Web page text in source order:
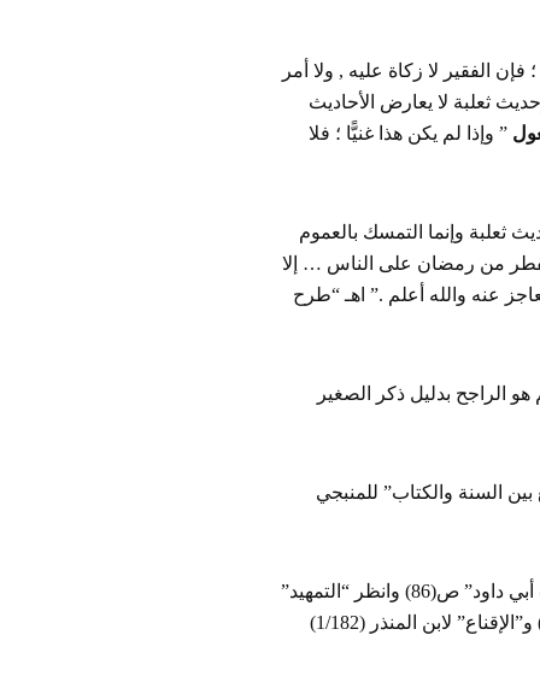
الفقير لا زكاة عليه , ولا أمر
ثعلبة لا يعارض الأحاديث
” وإذا لم يكن هذا غنيًّا ؛ فلا
وإنما التمسك بالعموم
من رمضان على الناس … إلا
عنه والله أعلم .” اهـ “طرح
الراجح بدليل ذكر الصغير
و”اللباب في الجمع بين السنة والكتاب” للمنبجي
ومن الجمهور مالك – على اختلاف عليه – والشافعي وأحمد ؛ كما في “سؤالات أبي داود” ص(86) وانظر “التمهيد”
(14/328-329) و”الاستذكار” (9/353) وما بعدها, و”مصنف ابن أبي شيبة” (2/431) و”الإقناع” لابن المنذر (1/182)